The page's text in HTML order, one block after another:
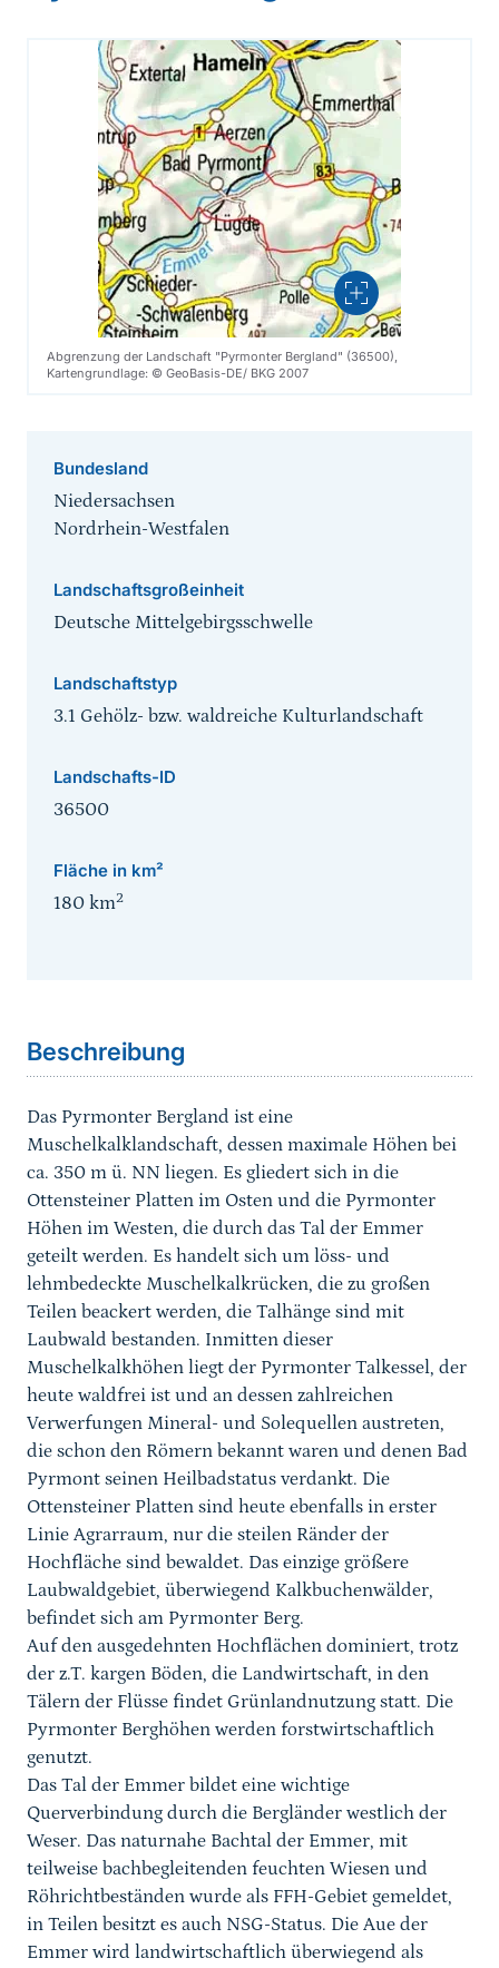
Vergrößern
Abgrenzung der Landschaft "Pyrmonter Bergland" (36500),
Kartengrundlage: © GeoBasis-DE/ BKG 2007
Bundesland
Niedersachsen
Nordrhein-Westfalen
Landschaftsgroßeinheit
Deutsche Mittelgebirgsschwelle
Landschaftstyp
3.1 Gehölz- bzw. waldreiche Kulturlandschaft
Landschafts-ID
36500
Fläche in km²
180 km2
Beschreibung
Das Pyrmonter Bergland ist eine
Muschelkalklandschaft, dessen maximale Höhen bei
ca. 350 m ü. NN liegen. Es gliedert sich in die
Ottensteiner Platten im Osten und die Pyrmonter
Höhen im Westen, die durch das Tal der Emmer
geteilt werden. Es handelt sich um löss- und
lehmbedeckte Muschelkalkrücken, die zu großen
Teilen beackert werden, die Talhänge sind mit
Laubwald bestanden. Inmitten dieser
Muschelkalkhöhen liegt der Pyrmonter Talkessel, der
heute waldfrei ist und an dessen zahlreichen
Verwerfungen Mineral- und Solequellen austreten,
die schon den Römern bekannt waren und denen Bad
Pyrmont seinen Heilbadstatus verdankt. Die
Ottensteiner Platten sind heute ebenfalls in erster
Linie Agrarraum, nur die steilen Ränder der
Hochfläche sind bewaldet. Das einzige größere
Laubwaldgebiet, überwiegend Kalkbuchenwälder,
befindet sich am Pyrmonter Berg.
Auf den ausgedehnten Hochflächen dominiert, trotz
der z.T. kargen Böden, die Landwirtschaft, in den
Tälern der Flüsse findet Grünlandnutzung statt. Die
Pyrmonter Berghöhen werden forstwirtschaftlich
genutzt.
Das Tal der Emmer bildet eine wichtige
Querverbindung durch die Bergländer westlich der
Weser. Das naturnahe Bachtal der Emmer, mit
teilweise bachbegleitenden feuchten Wiesen und
Röhrichtbeständen wurde als FFH-Gebiet gemeldet,
in Teilen besitzt es auch NSG-Status. Die Aue der
Emmer wird landwirtschaftlich überwiegend als